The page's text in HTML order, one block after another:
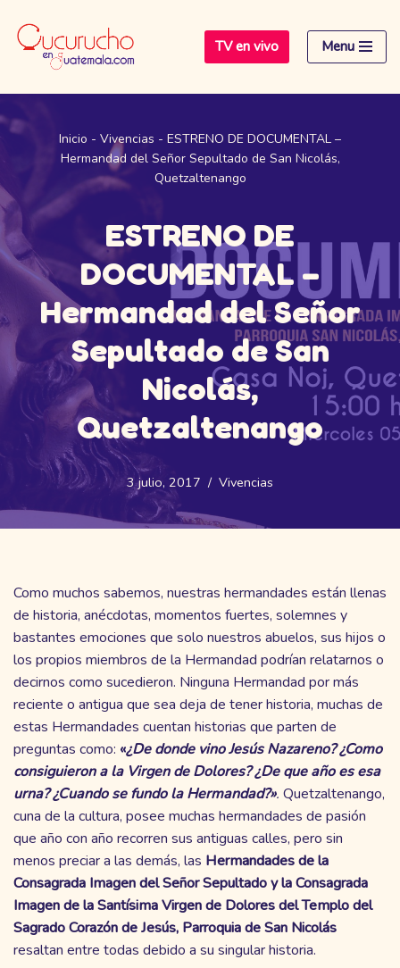
Saltar
contenido
TV en vivo Menu
Inicio - Vivencias - ESTRENO DE DOCUMENTAL –
Hermandad del Señor Sepultado de San Nicolás,
Quetzaltenango
ESTRENO DE
DOCUMENTAL –
Hermandad del Señor
Sepultado de San
Nicolás,
Quetzaltenango
3 julio, 2017 Vivencias
Como muchos sabemos, nuestras hermandades están llenas
de historia, anécdotas, momentos fuertes, solemnes y
bastantes emociones que solo nuestros abuelos, sus hijos o
los propios miembros de la Hermandad podrían relatarnos o
decirnos como sucedieron. Ninguna Hermandad por más
reciente o antigua que sea deja de tener historia, muchas de
estas Hermandades cuentan historias que parten de
preguntas como: «¿De donde vino Jesús Nazareno? ¿Como
consiguieron a la Virgen de Dolores? ¿De que año es esa
urna? ¿Cuando se fundo la Hermandad?». Quetzaltenango,
cuna de la cultura, posee muchas hermandades de pasión
que año con año recorren sus antiguas calles, pero sin
menos preciar a las demás, las Hermandades de la
Consagrada Imagen del Señor Sepultado y la Consagrada
Imagen de la Santísima Virgen de Dolores del Templo del
Sagrado Corazón de Jesús, Parroquia de San Nicolás
resaltan entre todas debido a su singular historia.